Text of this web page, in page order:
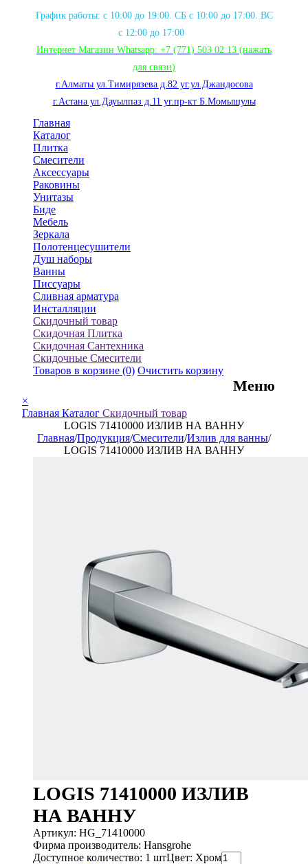
График работы: с 10:00 до 19:00. СБ с 10:00 до 17:00. ВС
с 12:00 до 17:00
Интернет Магазин Whatsapp: +7 (771) 503 02 13 (нажать
для связи)
г.Алматы ул.Тимирязева д.82 уг.ул.Джандосова
г.Астана ул.Дауылпаз д.11 уг.пр-кт Б.Момышулы
Главная
Каталог
Плитка
Смесители
Аксессуары
Раковины
Унитазы
Биде
Мебель
Зеркала
Полотенцесушители
Душ наборы
Ванны
Писсуары
Сливная арматура
Инсталляции
Скидочный товар
Скидочная Плитка
Скидочная Сантехника
Скидочные Смесители
Товаров в корзине (0) Очистить корзину
Меню
×
Главная Каталог Скидочный товар
LOGIS 71410000 ИЗЛИВ НА ВАННУ
Главная/Продукция/Смесители/Излив для ванны/
LOGIS 71410000 ИЗЛИВ НА ВАННУ
LOGIS 71410000 ИЗЛИВ
НА ВАННУ
Артикул: HG_71410000
Фирма производитель: Hansgrohe
Доступное количество: 1 штЦвет: Хром